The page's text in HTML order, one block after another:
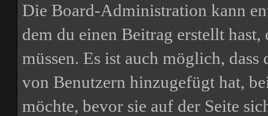
Die Board-Administration kann
dem du einen Beitrag erstellt
müssen. Es ist auch möglich,
von Benutzern hinzugefügt hat,
möchte, bevor sie auf der Seite